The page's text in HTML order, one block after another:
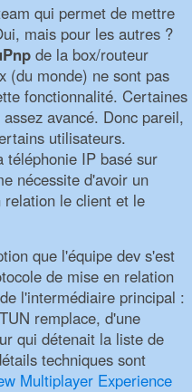
qui permet de mettre
mais pour les autres ?
de la box/routeur
(du monde) ne sont pas
fonctionnalité. Certaines
avancé. Donc pareil,
utilisateurs.
téléphonie IP basé sur
nécessite d'avoir un
le client et le
que l'équipe dev s'est
de mise en relation
l'intermédiaire principal :
remplace, d'une
qui détenait la liste de
techniques sont
Multiplayer Experience